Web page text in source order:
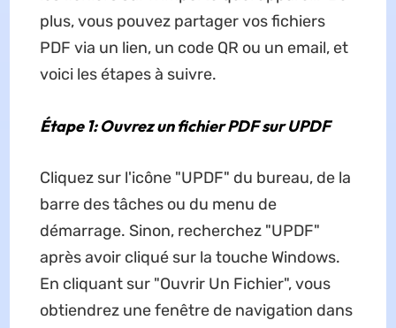
plus, vous pouvez partager vos fichiers
PDF via un lien, un code QR ou un email, et
voici les étapes à suivre.
Étape 1: Ouvrez un fichier PDF sur UPDF
Cliquez sur l'icône "UPDF" du bureau, de la
barre des tâches ou du menu de
démarrage. Sinon, recherchez "UPDF"
après avoir cliqué sur la touche Windows.
En cliquant sur "Ouvrir Un Fichier", vous
obtiendrez une fenêtre de navigation dans